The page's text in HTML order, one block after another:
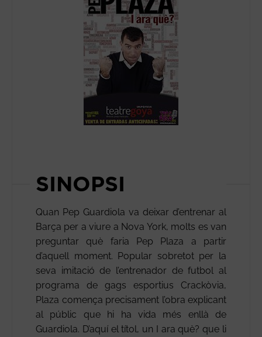
SINOPSI
Quan Pep Guardiola va deixar d’entrenar al
Barça per a viure a Nova York, molts es van
preguntar què faria Pep Plaza a partir
d’aquell moment. Popular sobretot per la
seva imitació de l’entrenador de futbol al
programa de gags esportius Crackòvia,
Plaza comença precisament l’obra explicant
al públic que hi ha vida més enllà de
Guardiola. D’aquí el títol, un I ara què? que li